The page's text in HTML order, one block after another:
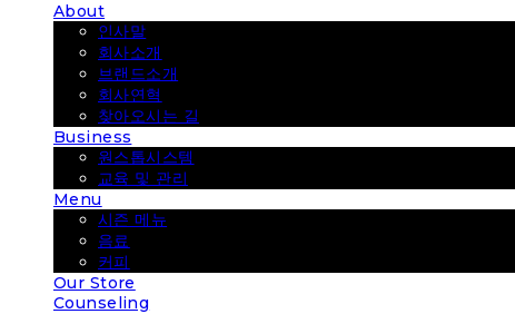
About
인사말
회사소개
브랜드소개
회사연혁
찾아오시는 길
Business
원스톱시스템
교육 및 관리
Menu
시즌 메뉴
음료
커피
Our Store
Counseling